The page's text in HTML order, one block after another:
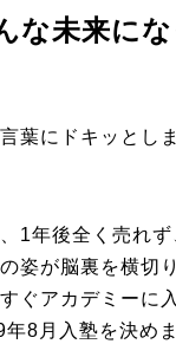
な未来に
葉にドキッとし
1年後全く売れ
姿が脳裏を横切
ぐアカデミーに
8月入塾を決めま